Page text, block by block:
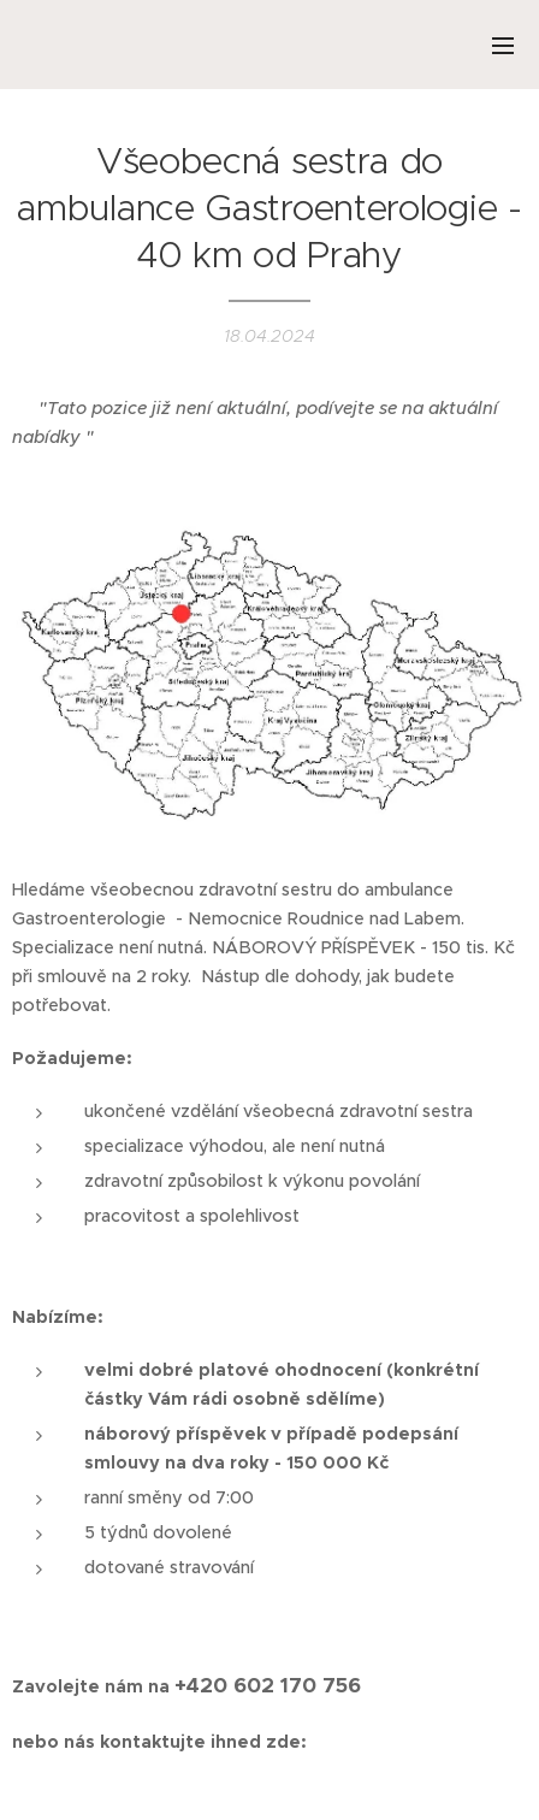
Všeobecná sestra do
ambulance Gastroenterologie -
40 km od Prahy
18.04.2024
"Tato pozice již není aktuální, podívejte se na aktuální
nabídky "
Hledáme všeobecnou zdravotní sestru do ambulance
Gastroenterologie - Nemocnice Roudnice nad Labem.
Specializace není nutná. NÁBOROVÝ PŘÍSPĚVEK - 150 tis. Kč
při smlouvě na 2 roky. Nástup dle dohody, jak budete
potřebovat.
Požadujeme:
ukončené vzdělání všeobecná zdravotní sestra
specializace výhodou, ale není nutná
zdravotní způsobilost k výkonu povolání
pracovitost a spolehlivost
Nabízíme:
velmi dobré platové ohodnocení (konkrétní
částky Vám rádi osobně sdělíme)
náborový příspěvek v případě podepsání
smlouvy na dva roky - 150 000 Kč
ranní směny od 7:00
5 týdnů dovolené
dotované stravování
Zavolejte nám na +420 602 170 756
nebo nás kontaktujte ihned zde: